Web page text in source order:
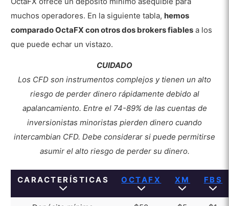
muchos operadores. En la siguiente tabla, hemos
comparado OctaFX con otros dos brokers fiables a los
que puede echar un vistazo.
CUIDADO
Los CFD son instrumentos complejos y tienen un alto
riesgo de perder dinero rápidamente debido al
apalancamiento. Entre el 74-89% de las cuentas de
inversionistas minoristas pierden dinero cuando
intercambian CFD. Debe considerar si puede permitirse
asumir el alto riesgo de perder su dinero.
CARACTERÍSTICAS OCTAFX XM FBS